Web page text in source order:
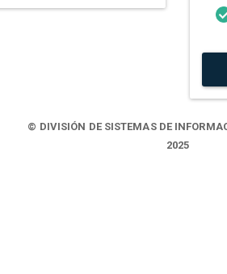
© DIVISIÓN DE SISTEMAS DE
2025